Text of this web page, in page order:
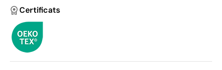
Certificats